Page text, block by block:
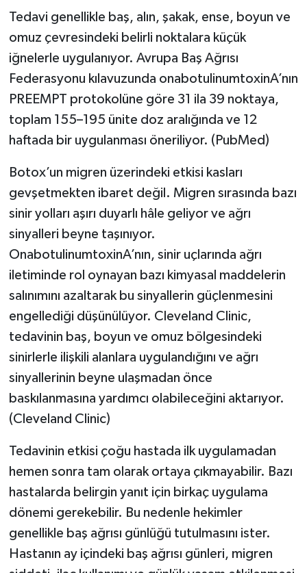
Tedavi genellikle baş, alın, şakak, ense, boyun ve
omuz çevresindeki belirli noktalara küçük
iğnelerle uygulanıyor. Avrupa Baş Ağrısı
Federasyonu kılavuzunda onabotulinumtoxinA’nın
PREEMPT protokolüne göre 31 ila 39 noktaya,
toplam 155–195 ünite doz aralığında ve 12
haftada bir uygulanması öneriliyor. (PubMed)
Botox’un migren üzerindeki etkisi kasları
gevşetmekten ibaret değil. Migren sırasında bazı
sinir yolları aşırı duyarlı hâle geliyor ve ağrı
sinyalleri beyne taşınıyor.
OnabotulinumtoxinA’nın, sinir uçlarında ağrı
iletiminde rol oynayan bazı kimyasal maddelerin
salınımını azaltarak bu sinyallerin güçlenmesini
engellediği düşünülüyor. Cleveland Clinic,
tedavinin baş, boyun ve omuz bölgesindeki
sinirlerle ilişkili alanlara uygulandığını ve ağrı
sinyallerinin beyne ulaşmadan önce
baskılanmasına yardımcı olabileceğini aktarıyor.
(Cleveland Clinic)
Tedavinin etkisi çoğu hastada ilk uygulamadan
hemen sonra tam olarak ortaya çıkmayabilir. Bazı
hastalarda belirgin yanıt için birkaç uygulama
dönemi gerekebilir. Bu nedenle hekimler
genellikle baş ağrısı günlüğü tutulmasını ister.
Hastanın ay içindeki baş ağrısı günleri, migren